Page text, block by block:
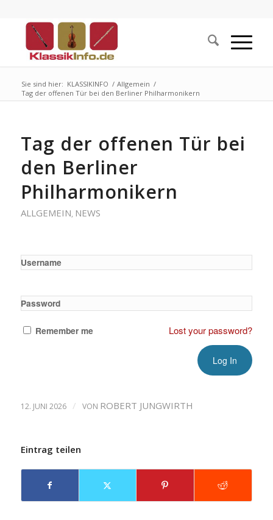
Sie sind hier: KLASSIKINFO / Allgemein /
Tag der offenen Tür bei den Berliner Philharmonikern
Tag der offenen Tür bei
den Berliner
Philharmonikern
ALLGEMEIN, NEWS
Username
Password
Remember me Lost your password?
12. JUNI 2026 / VON ROBERT JUNGWIRTH
Eintrag teilen